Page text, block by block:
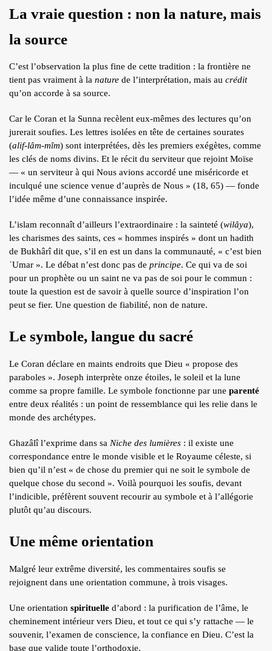
La vraie question : non la nature, mais
la source
C’est l’observation la plus fine de cette tradition : la frontière ne
tient pas vraiment à la nature de l’interprétation, mais au crédit
qu’on accorde à sa source.
Car le Coran et la Sunna recèlent eux-mêmes des lectures qu’on
jurerait soufies. Les lettres isolées en tête de certaines sourates
(alif-lâm-mîm) sont interprétées, dès les premiers exégètes, comme
les clés de noms divins. Et le récit du serviteur que rejoint Moïse
— « un serviteur à qui Nous avions accordé une miséricorde et
inculqué une science venue d’auprès de Nous » (18, 65) — fonde
l’idée même d’une connaissance inspirée.
L’islam reconnaît d’ailleurs l’extraordinaire : la sainteté (wilâya),
les charismes des saints, ces « hommes inspirés » dont un hadith
de Bukhârî dit que, s’il en est un dans la communauté, « c’est bien
ʿUmar ». Le débat n’est donc pas de principe. Ce qui va de soi
pour un prophète ou un saint ne va pas de soi pour le commun :
toute la question est de savoir à quelle source d’inspiration l’on
peut se fier. Une question de fiabilité, non de nature.
Le symbole, langue du sacré
Le Coran déclare en maints endroits que Dieu « propose des
paraboles ». Joseph interprète onze étoiles, le soleil et la lune
comme sa propre famille. Le symbole fonctionne par une parenté
entre deux réalités : un point de ressemblance qui les relie dans le
monde des archétypes.
Ghazâlî l’exprime dans sa Niche des lumières : il existe une
correspondance entre le monde visible et le Royaume céleste, si
bien qu’il n’est « de chose du premier qui ne soit le symbole de
quelque chose du second ». Voilà pourquoi les soufis, devant
l’indicible, préfèrent souvent recourir au symbole et à l’allégorie
plutôt qu’au discours.
Une même orientation
Malgré leur extrême diversité, les commentaires soufis se
rejoignent dans une orientation commune, à trois visages.
Une orientation spirituelle d’abord : la purification de l’âme, le
cheminement intérieur vers Dieu, et tout ce qui s’y rattache — le
souvenir, l’examen de conscience, la confiance en Dieu. C’est la
base que valide toute l’orthodoxie.